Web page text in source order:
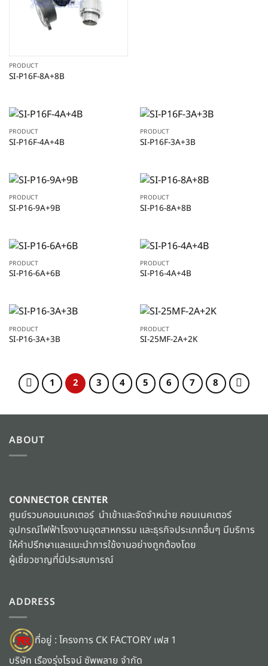
PRODUCT
SI-P16F-8A+8B
PRODUCT
SI-P16F-4A+4B
PRODUCT
SI-P16F-3A+3B
PRODUCT
SI-P16-9A+9B
PRODUCT
SI-P16-8A+8B
PRODUCT
SI-P16-6A+6B
PRODUCT
SI-P16-4A+4B
PRODUCT
SI-P16-3A+3B
PRODUCT
SI-25MF-2A+2K
1 2 3 4 5 6 7 8
ABOUT
CONNECTOR CENTER
ศูนย์รวมคอนเนคเตอร์ นำเข้าและจัดจำหน่าย คอนเนคเตอร์
อุปกรณ์ไฟฟ้าโรงงานอุตสาหกรรม และธุรกิจประเภทอื่นๆ มีบริการ
ให้คำปรึกษาและแนะนำการใช้งานอย่างถูกต้องโดย
ผู้เชี่ยวชาญที่มีประสบการณ์
ADDRESS
ที่อยู่ : โครงการ CK FACTORY เฟส 1
บริษัท เรืองรุ่งโรจน์ ซัพพลาย จำกัด